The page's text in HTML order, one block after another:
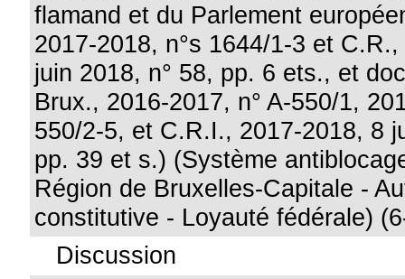
flamand et du Parlement
2017-2018, n°s 1644/1-3 et
juin 2018, n° 58, pp. 6 ets., et
Brux., 2016-2017, n° A-550/1,
550/2-5, et C.R.I., 2017-2018, 8
pp. 39 et s.) (Système
Région de Bruxelles-Capitale -
constitutive - Loyauté fédérale)
Discussion